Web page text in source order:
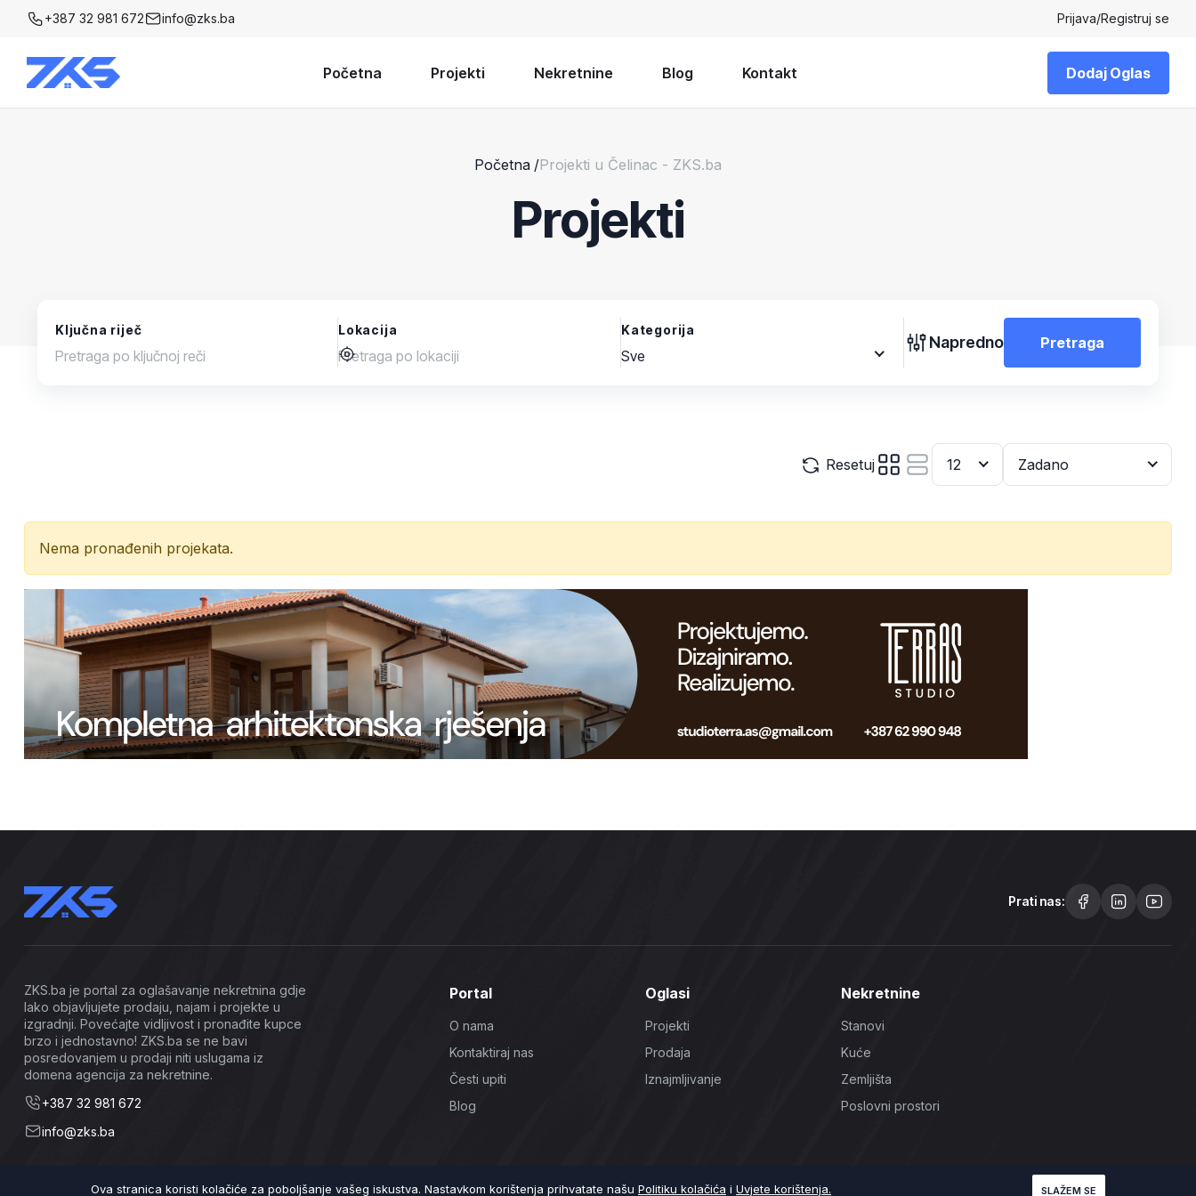
+387 32 981 672 info@zks.ba Prijava/Registruj se
Početna Projekti Nekretnine Blog Kontakt Dodaj Oglas
Početna /Projekti u Čelinac - ZKS.ba
Projekti
Ključna riječ Lokacija Kategorija
Sve
Napredno Pretraga
Resetuj 12 Zadano
Nema pronađenih projekata.
Prati nas:
ZKS.ba je portal za oglašavanje nekretnina gdje
lako objavljujete prodaju, najam i projekte u
izgradnji. Povećajte vidljivost i pronađite kupce
brzo i jednostavno! ZKS.ba se ne bavi
posredovanjem u prodaji niti uslugama iz
domena agencija za nekretnine.
+387 32 981 672
info@zks.ba
Portal
O nama
Kontaktiraj nas
Česti upiti
Blog
Oglasi
Projekti
Prodaja
Iznajmljivanje
Nekretnine
Stanovi
Kuće
Zemljišta
Poslovni prostori
Ova stranica koristi kolačiće za poboljšanje vašeg iskustva. Nastavkom korištenja prihvatate našu Politiku kolačića i Uvjete korištenja. SLAŽEM SE